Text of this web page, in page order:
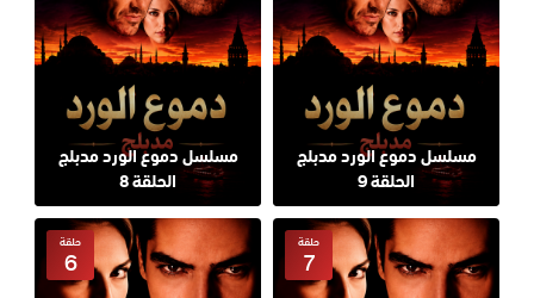
مسلسل دموع الورد مدبلج
الحلقة 9
مسلسل دموع الورد مدبلج
الحلقة 8
حلقة
7
حلقة
6